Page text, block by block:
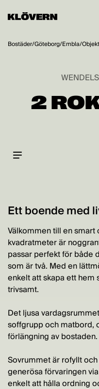
Bostäder/Göteborg/Embla/
2
Ett boende med
Välkommen till en smart
kvadratmeter är
passar perfekt för både
som är två. Med en
enkelt att skapa ett hem
trivsamt.
Det ljusa
soffgrupp och matbord,
förlängning av bostaden.
Sovrummet är rofyllt
generösa förvaringen
enkelt att hålla ordning